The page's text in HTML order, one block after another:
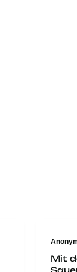
Ales ist